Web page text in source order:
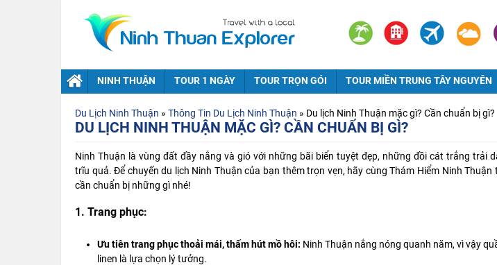
NINH THUẬN TOUR 1 NGÀY TOUR TRỌN GÓI TOUR MIỀN TRUNG TÂY NGUYÊN
Du Lịch Ninh Thuận » Thông Tin Du Lịch Ninh Thuận » Du lịch Ninh Thuận mặc gì? Cần chuẩn bị gì?
DU LỊCH NINH THUẬN MẶC GÌ? CẦN CHUẨN BỊ GÌ?
Ninh Thuận là vùng đất đầy nắng và gió với những bãi biển tuyệt đẹp, những đồi cát trắng trải
trĩu quả. Để chuyếndu lịch Ninh Thuận của bạn thêm trọn vẹn, hãy cùng Thám Hiểm Ninh Thuận
cần chuẩn bị những gì nhé!
1. Trang phục:
Ưu tiên trang phục thoải mái, thấm hút mồ hôi: Ninh Thuận nắng nóng quanh năm, vì vậy
linen là lựa chọn lý tưởng.